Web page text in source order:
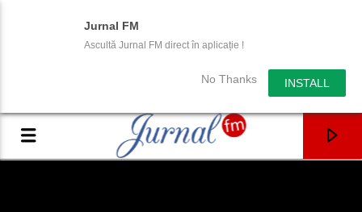
Jurnal FM
Ascultă Jurnal FM direct în aplicație !
No Thanks INSTALL